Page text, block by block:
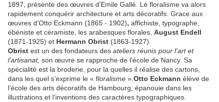
1897, présente des œuvres d’Emile Gallé. Le floralisme va alors
rapidement conquérir architecture et arts décoratifs. Grace aux
œuvres d’Otto Eckmann (1865 - 1902), affichiste, typographe,
ébéniste et céramiste, les arabesques florales, August Endell
(1871-1925) et Hermann Obrist (1863-1927).
Obrist est un des fondateurs des ateliers réunis pour l’art et
l’artisanat, son œuvre se rapproche de l’école de Nancy. Sa
spécialité est la broderie, pour la quelles il réalise des cartons,
dans les quel s’exprime le « floralisme ». Otto Eckmann élève de
l’école des arts décoratifs de Hambourg, épanouie dans les
illustrations et l’inventions des caractères typographiques.